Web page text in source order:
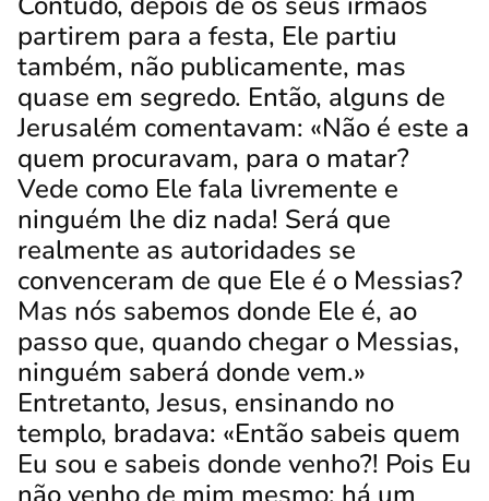
partirem para a festa, Ele partiu
também, não publicamente, mas
quase em segredo. Então, alguns de
Jerusalém comentavam: «Não é este a
quem procuravam, para o matar?
Vede como Ele fala livremente e
ninguém lhe diz nada! Será que
realmente as autoridades se
convenceram de que Ele é o Messias?
Mas nós sabemos donde Ele é, ao
passo que, quando chegar o Messias,
ninguém saberá donde vem.»
Entretanto, Jesus, ensinando no
templo, bradava: «Então sabeis quem
Eu sou e sabeis donde venho?! Pois Eu